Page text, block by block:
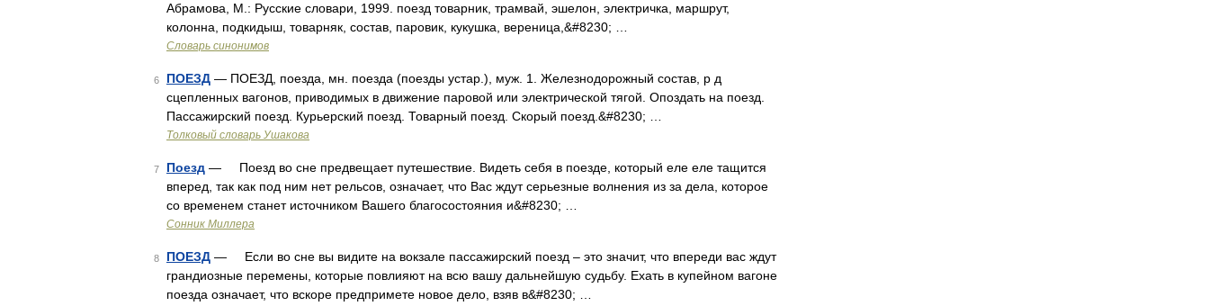
Абрамова, М.: Русские словари, 1999. поезд товарник, трамвай, эшелон, электричка, маршрут,
колонна, подкидыш, товарняк, состав, паровик, кукушка, вереница,&#8230; …
Словарь синонимов
6 ПОЕЗД — ПОЕЗД, поезда, мн. поезда (поезды устар.), муж. 1. Железнодорожный состав, р д
сцепленных вагонов, приводимых в движение паровой или электрической тягой. Опоздать на поезд.
Пассажирский поезд. Курьерский поезд. Товарный поезд. Скорый поезд.&#8230; …
Толковый словарь Ушакова
7 Поезд — Поезд во сне предвещает путешествие. Видеть себя в поезде, который еле еле тащится
вперед, так как под ним нет рельсов, означает, что Вас ждут серьезные волнения из за дела, которое
со временем станет источником Вашего благосостояния и&#8230; …
Сонник Миллера
8 ПОЕЗД — Если во сне вы видите на вокзале пассажирский поезд – это значит, что впереди вас ждут
грандиозные перемены, которые повлияют на всю вашу дальнейшую судьбу. Ехать в купейном вагоне
поезда означает, что вскоре предпримете новое дело, взяв в&#8230; …